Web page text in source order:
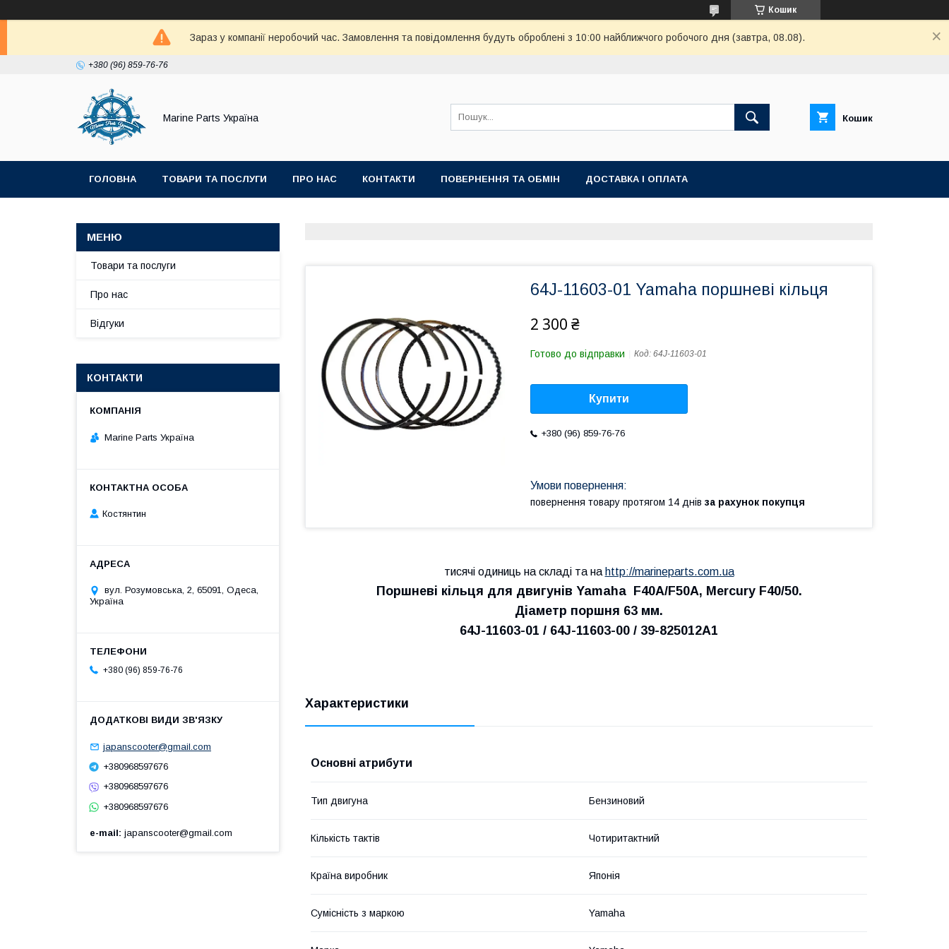
Кошик
Зараз у компанії неробочий час. Замовлення та повідомлення будуть оброблені з 10:00 найближчого робочого дня (завтра, 08.08).
+380 (96) 859-76-76
Marine Parts Україна Кошик
ГОЛОВНА ТОВАРИ ТА ПОСЛУГИ ПРО НАС КОНТАКТИ ПОВЕРНЕННЯ ТА ОБМІН ДОСТАВКА І ОПЛАТА
64J-11603-01 Yamaha поршневі кільця
2 300 ₴
Готово до відправки Код: 64J-11603-01
Купити
+380 (96) 859-76-76
повернення товару протягом 14 днів за рахунок покупця
тисячі одиниць на складі та на http://marineparts.com.ua
Поршневі кільця для двигунів Yamaha F40A/F50A, Mercury F40/50.
Діаметр поршня 63 мм.
64J-11603-01 / 64J-11603-00 / 39-825012A1
Характеристики
Основні атрибути
Тип двигуна Бензиновий
Кількість тактів Чотиритактний
Країна виробник Японія
Сумісність з маркою Yamaha
Товари та послуги
Про нас
Відгуки
КОНТАКТИ
Marine Parts Україна
Костянтин
вул. Розумовська, 2, 65091, Одеса,
Україна
+380 (96) 859-76-76
japanscooter@gmail.com
+380968597676
+380968597676
+380968597676
e-mail japanscooter@gmail.com